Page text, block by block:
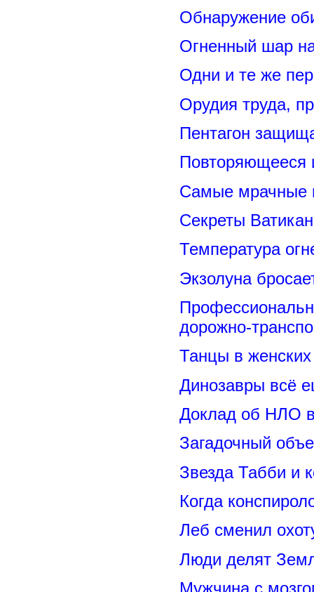
Обнаружение
Огненный шар
Одни и те же
Орудия труда,
Пентагон
Повторяющееся
Самые мрачные
Секреты
Температура
Экзолуна
дорожно-
Танцы в женских
Динозавры всё
Доклад об НЛО
Загадочный
Звезда Табби и
Когда
Леб сменил
Люди делят
Мужчина с